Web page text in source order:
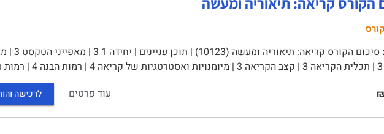
סיכום הקורס קריאה:
עוד פרטים לרכישה